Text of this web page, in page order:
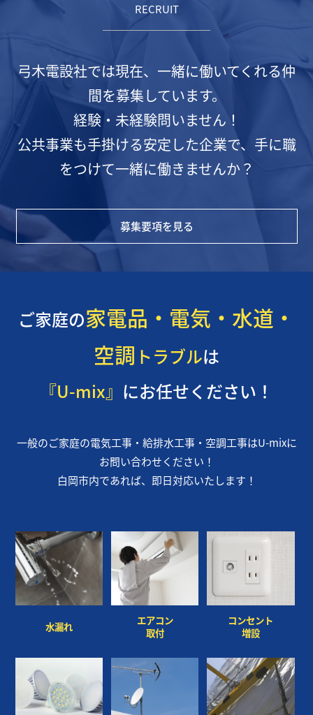
RECRUIT
弓木電設社では現在、一緒に働いてくれる仲
間を募集しています。
経験・未経験問いません！
公共事業も手掛ける安定した企業で、手に職
をつけて一緒に働きませんか？
募集要項を見る
ご家庭の家電品・電気・水道・
空調 トラブルは
『U-mix』 にお任せください！
一般のご家庭の電気工事・給排水工事・空調工事はU-mixに
お問い合わせください！
白岡市内であれば、即日対応いたします！
水漏れ
エアコン
取付
コンセント
増設